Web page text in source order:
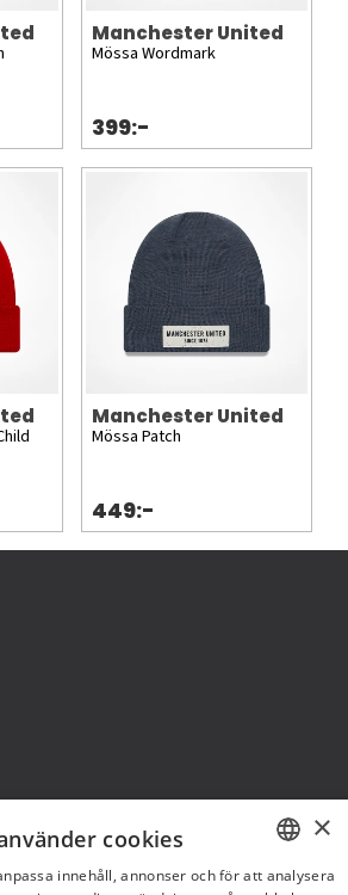
Manchester United
Mössa Wordmark
399:-
Manchester United
Mössa Patch
449:-
SWEDISH
×
cookies
innehåll, annonser och för att analysera